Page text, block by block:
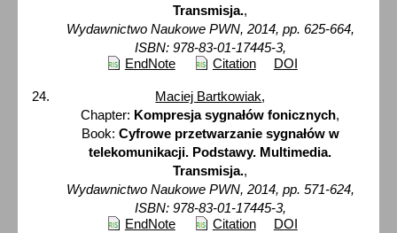
Transmisja.,
Wydawnictwo Naukowe PWN, 2014, pp. 625-664,
ISBN: 978-83-01-17445-3,
EndNote
Citation DOI
Maciej Bartkowiak,
Chapter: Kompresja sygnałów fonicznych,
Book: Cyfrowe przetwarzanie sygnałów w
telekomunikacji. Podstawy. Multimedia.
Transmisja.,
Wydawnictwo Naukowe PWN, 2014, pp. 571-624,
ISBN: 978-83-01-17445-3,
EndNote
Citation DOI